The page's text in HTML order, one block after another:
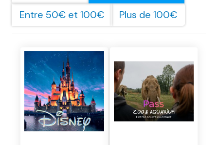
Entre 50€ et 100€
Plus de 100€